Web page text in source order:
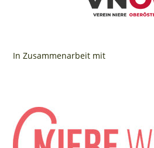
In Zusammenarbeit mit